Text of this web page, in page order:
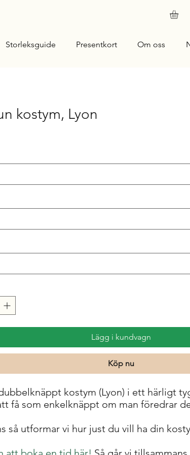
Storleksguide Presentkort Om oss
kostym, Lyon
Lägg i kundvagn
Köp nu
kostym (Lyon) i ett härligt
få som enkelknäppt om man föredrar
så utformar vi hur just du vill ha din